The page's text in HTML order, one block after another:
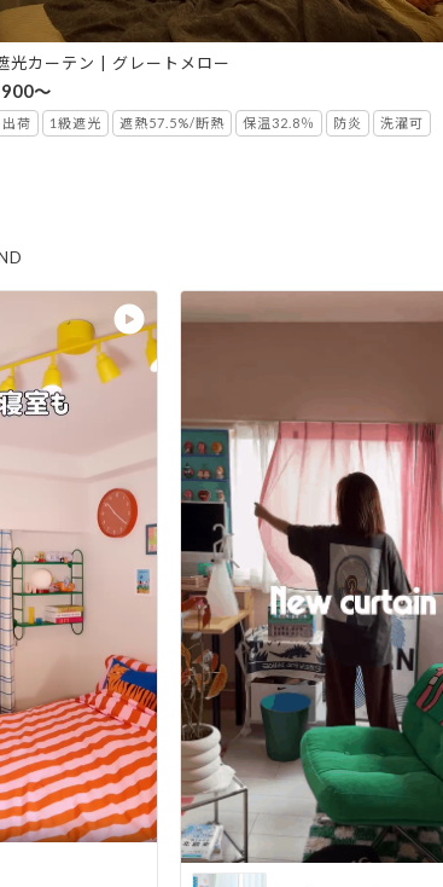
光カーテン | グレートメロー
～
荷 1級遮光 遮熱57.5%/断熱 保温32.8％ 防炎 洗濯可